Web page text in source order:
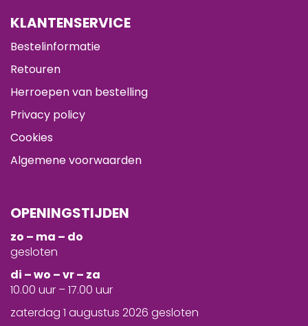
KLANTENSERVICE
Bestelinformatie
Retouren
Herroepen van bestelling
Privacy policy
Cookies
Algemene voorwaarden
OPENINGSTIJDEN
zo – ma – do
gesloten
di – wo – vr – za
10.00 uur – 17.00 uur
zaterdag 1 augustus 2026 gesloten